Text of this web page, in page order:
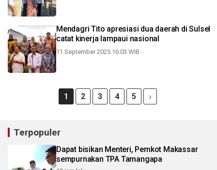
Mendagri Tito apresiasi dua daerah di Sulsel
catat kinerja lampaui nasional
11 September 2025 16:03 WIB
1 2 3 4 5
Terpopuler
Dapat bisikan Menteri, Pemkot Makassar
sempurnakan TPA Tamangapa